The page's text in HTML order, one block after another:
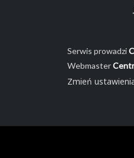
Serwis prowadzi
Webmaster
Zmień